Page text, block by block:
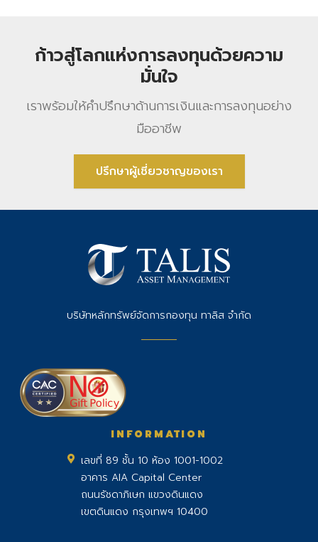
ก้าวสู่โลกแห่งการลงทุนด้วยความ
มั่นใจ
เราพร้อมให้คําปรึกษาด้านการเงินและการลงทุนอย่าง
มืออาชีพ
ปรึกษาผู้เชี่ยวชาญของเรา
บริษัทหลักทรัพย์จัดการกองทุน ทาลิส จำกัด
INFORMATION
เลขที่ 89 ชั้น 10 ห้อง 1001-1002
อาคาร AIA Capital Center
ถนนรัชดาภิเษก แขวงดินแดง
เขตดินแดง กรุงเทพฯ 10400